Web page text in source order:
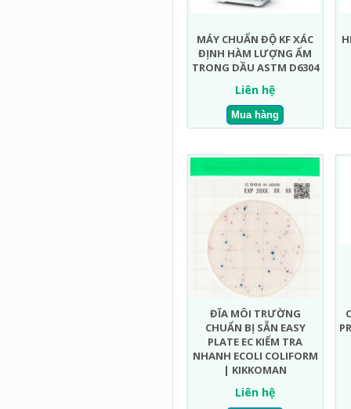
MÁY CHUẨN ĐỘ KF XÁC
ĐỊNH HÀM LƯỢNG ẨM
TRONG DẦU ASTM D6304
Liên hệ
ĐĨA MÔI TRƯỜNG
CHUẨN BỊ SẴN EASY
PLATE EC KIỂM TRA
NHANH ECOLI COLIFORM
| KIKKOMAN
Liên hệ